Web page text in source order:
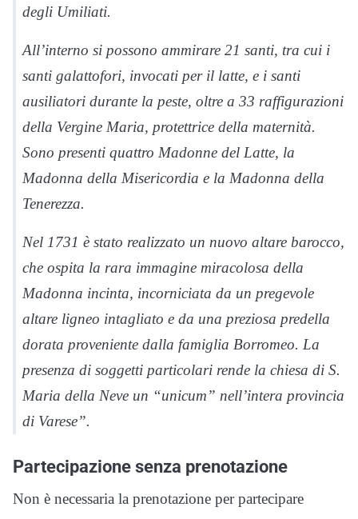
degli Umiliati.
All’interno si possono ammirare 21 santi, tra cui i
santi galattofori, invocati per il latte, e i santi
ausiliatori durante la peste, oltre a 33 raffigurazioni
della Vergine Maria, protettrice della maternità.
Sono presenti quattro Madonne del Latte, la
Madonna della Misericordia e la Madonna della
Tenerezza.
Nel 1731 è stato realizzato un nuovo altare barocco,
che ospita la rara immagine miracolosa della
Madonna incinta, incorniciata da un pregevole
altare ligneo intagliato e da una preziosa predella
dorata proveniente dalla famiglia Borromeo. La
presenza di soggetti particolari rende la chiesa di S.
Maria della Neve un “unicum” nell’intera provincia
di Varese”.
Partecipazione senza prenotazione
Non è necessaria la prenotazione per partecipare